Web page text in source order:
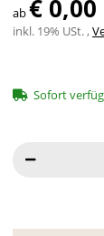
ab€ 0,00
inkl. 19% USt. ,
Sofort